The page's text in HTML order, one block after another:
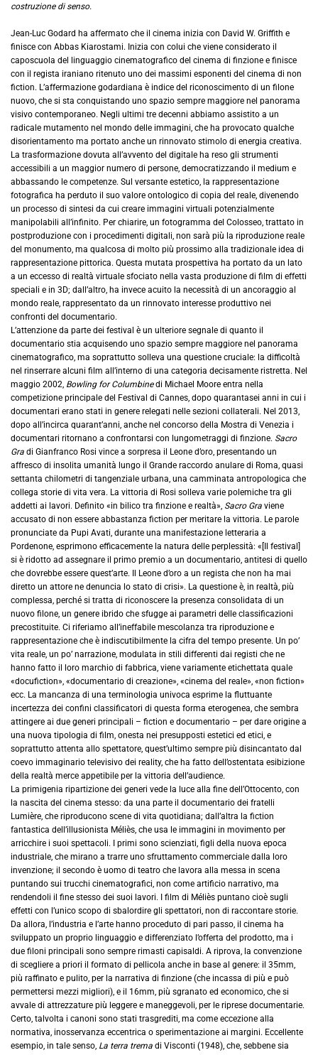
costruzione di senso.
Jean-Luc Godard ha affermato che il cinema inizia con David W. Griffith e
finisce con Abbas Kiarostami. Inizia con colui che viene considerato il
caposcuola del linguaggio cinematografico del cinema di finzione e finisce
con il regista iraniano ritenuto uno dei massimi esponenti del cinema di non
fiction. L’affermazione godardiana è indice del riconoscimento di un filone
nuovo, che si sta conquistando uno spazio sempre maggiore nel panorama
visivo contemporaneo. Negli ultimi tre decenni abbiamo assistito a un
radicale mutamento nel mondo delle immagini, che ha provocato qualche
disorientamento ma portato anche un rinnovato stimolo di energia creativa.
La trasformazione dovuta all’avvento del digitale ha reso gli strumenti
accessibili a un maggior numero di persone, democratizzando il medium e
abbassando le competenze. Sul versante estetico, la rappresentazione
fotografica ha perduto il suo valore ontologico di copia del reale, divenendo
un processo di sintesi da cui creare immagini virtuali potenzialmente
manipolabili all’infinito. Per chiarire, un fotogramma del Colosseo, trattato in
postproduzione con i procedimenti digitali, non sarà più la riproduzione reale
del monumento, ma qualcosa di molto più prossimo alla tradizionale idea di
rappresentazione pittorica. Questa mutata prospettiva ha portato da un lato
a un eccesso di realtà virtuale sfociato nella vasta produzione di film di effetti
speciali e in 3D; dall’altro, ha invece acuito la necessità di un ancoraggio al
mondo reale, rappresentato da un rinnovato interesse produttivo nei
confronti del documentario.
L’attenzione da parte dei festival è un ulteriore segnale di quanto il
documentario stia acquisendo uno spazio sempre maggiore nel panorama
cinematografico, ma soprattutto solleva una questione cruciale: la difficoltà
nel rinserrare alcuni film all’interno di una categoria decisamente ristretta. Nel
maggio 2002, Bowling for Columbinedi Michael Moore entra nella
competizione principale del Festival di Cannes, dopo quarantasei anni in cui i
documentari erano stati in genere relegati nelle sezioni collaterali. Nel 2013,
dopo all’incirca quarant’anni, anche nel concorso della Mostra di Venezia i
documentari ritornano a confrontarsi con lungometraggi di finzione. Sacro
Gra di Gianfranco Rosi vince a sorpresa il Leone d’oro, presentando un
affresco di insolita umanità lungo il Grande raccordo anulare di Roma, quasi
settanta chilometri di tangenziale urbana, una camminata antropologica che
collega storie di vita vera. La vittoria di Rosi solleva varie polemiche tra gli
addetti ai lavori. Definito «in bilico tra finzione e realtà», Sacro Gra viene
accusato di non essere abbastanza fiction per meritare la vittoria. Le parole
pronunciate da Pupi Avati, durante una manifestazione letteraria a
Pordenone, esprimono efficacemente la natura delle perplessità: «[Il festival]
si è ridotto ad assegnare il primo premio a un documentario, antitesi di quello
che dovrebbe essere quest’arte. Il Leone d’oro a un regista che non ha mai
diretto un attore ne denuncia lo stato di crisi». La questione è, in realtà, più
complessa, perché si tratta di riconoscere la presenza consolidata di un
nuovo filone, un genere ibrido che sfugge ai parametri delle classificazioni
precostituite. Ci riferiamo all’ineffabile mescolanza tra riproduzione e
rappresentazione che è indiscutibilmente la cifra del tempo presente. Un po’
vita reale, un po’ narrazione, modulata in stili differenti dai registi che ne
hanno fatto il loro marchio di fabbrica, viene variamente etichettata quale
«docufiction», «documentario di creazione», «cinema del reale», «non fiction»
ecc. La mancanza di una terminologia univoca esprime la fluttuante
incertezza dei confini classificatori di questa forma eterogenea, che sembra
attingere ai due generi principali – fiction e documentario – per dare origine a
una nuova tipologia di film, onesta nei presupposti estetici ed etici, e
soprattutto attenta allo spettatore, quest’ultimo sempre più disincantato dal
coevo immaginario televisivo dei reality, che ha fatto dell’ostentata esibizione
della realtà merce appetibile per la vittoria dell’audience.
La primigenia ripartizione dei generi vede la luce alla fine dell’Ottocento, con
la nascita del cinema stesso: da una parte il documentario dei fratelli
Lumière, che riproducono scene di vita quotidiana; dall’altra la fiction
fantastica dell’illusionista Méliès, che usa le immagini in movimento per
arricchire i suoi spettacoli. I primi sono scienziati, figli della nuova epoca
industriale, che mirano a trarre uno sfruttamento commerciale dalla loro
invenzione; il secondo è uomo di teatro che lavora alla messa in scena
puntando sui trucchi cinematografici, non come artificio narrativo, ma
rendendoli il fine stesso dei suoi lavori. I film di Méliès puntano cioè sugli
effetti con l’unico scopo di sbalordire gli spettatori, non di raccontare storie.
Da allora, l’industria e l’arte hanno proceduto di pari passo, il cinema ha
sviluppato un proprio linguaggio e differenziato l’offerta del prodotto, ma i
due filoni principali sono sempre rimasti capisaldi. A riprova, la convenzione
di scegliere a priori il formato di pellicola anche in base al genere: il 35mm,
più raffinato e pulito, per la narrativa di finzione (che incassa di più e può
permettersi mezzi migliori), e il 16mm, più sgranato ed economico, che si
avvale di attrezzature più leggere e maneggevoli, per le riprese documentarie.
Certo, talvolta i canoni sono stati trasgrediti, ma come eccezione alla
normativa, inosservanza eccentrica o sperimentazione ai margini. Eccellente
esempio, in tale senso, La terra trema di Visconti (1948), che, sebbene sia